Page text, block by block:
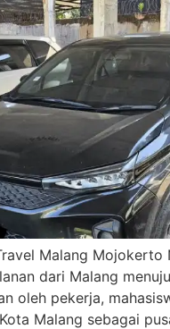
Malang Mojokerto
dari Malang
oleh pekerja,
Malang sebagai